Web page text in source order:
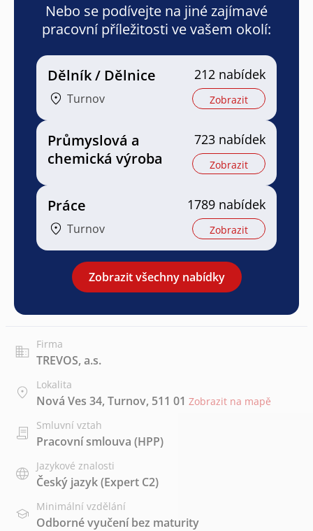
Nebo se podívejte na jiné zajímavé
pracovní příležitosti ve vašem okolí:
Dělník / Dělnice
Turnov
212 nabídek
Zobrazit
Průmyslová a
chemická výroba
723 nabídek
Zobrazit
Práce
Turnov
1789 nabídek
Zobrazit
Zobrazit všechny nabídky
Firma
TREVOS, a.s.
Lokalita
Nová Ves 34, Turnov, 511 01 Zobrazit na mapě
Smluvní vztah
Pracovní smlouva (HPP)
Jazykové znalosti
Český jazyk(Expert C2)
Minimální vzdělání
Odborné vyučení bez maturity